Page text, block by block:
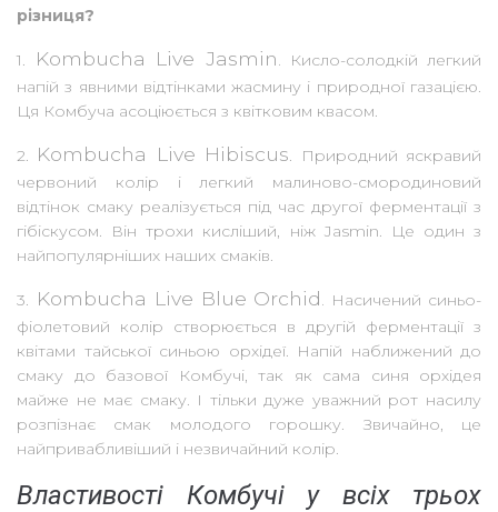
різниця?
1. Kombucha Live Jasmin.
Кисло-солодкій легкий
напій з явними відтінками жасмину і природної газацією.
Ця Комбуча асоціюється з квітковим квасом.
2. Kombucha Live Hibiscus. Природний яскравий
червоний колір і легкий малиново-смородиновий
відтінок смаку реалізується під час другої ферментації з
гібіскусом. Він трохи кисліший, ніж Jasmin. Це один з
найпопулярніших наших смаків.
3. Kombucha Live Blue Orchid.
Насичений синьо-
фіолетовий колір створюється в другій ферментації з
квітами тайської синьою орхідеї. Напій наближений до
смаку до базової Комбучі, так як сама синя орхідея
майже не має смаку. І тільки дуже уважний рот насилу
розпізнає смак молодого горошку. Звичайно, це
найпривабливіший і незвичайний колір.
Властивості Комбучі у всіх трьох